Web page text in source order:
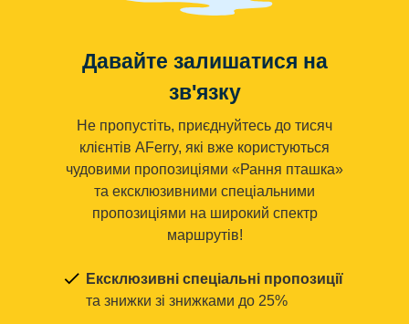
Давайте залишатися на
зв'язку
Не пропустіть, приєднуйтесь до тисяч
клієнтів AFerry, які вже користуються
чудовими пропозиціями «Рання пташка»
та ексклюзивними спеціальними
пропозиціями на широкий спектр
маршрутів!
Ексклюзивні спеціальні пропозиції
та знижки зі знижками до 25%